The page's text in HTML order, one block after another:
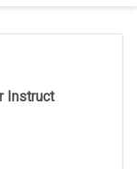
Instruct